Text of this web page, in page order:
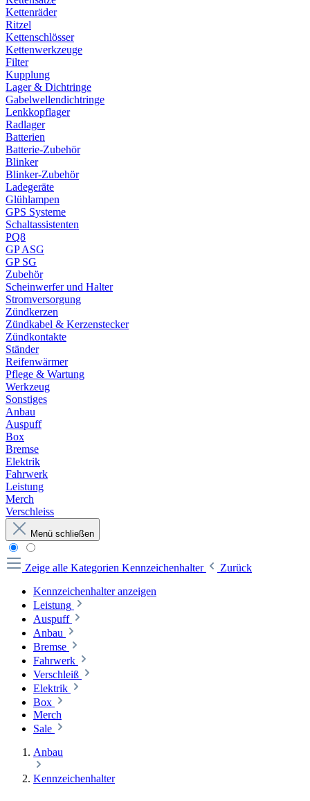
Kettenräder
Ritzel
Kettenschlösser
Kettenwerkzeuge
Filter
Kupplung
Lager & Dichtringe
Gabelwellendichtringe
Lenkkopflager
Radlager
Batterien
Batterie-Zubehör
Blinker
Blinker-Zubehör
Ladegeräte
Glühlampen
GPS Systeme
Schaltassistenten
PQ8
GP ASG
GP SG
Zubehör
Scheinwerfer und Halter
Stromversorgung
Zündkerzen
Zündkabel & Kerzenstecker
Zündkontakte
Ständer
Reifenwärmer
Pflege & Wartung
Werkzeug
Sonstiges
Anbau
Auspuff
Box
Bremse
Elektrik
Fahrwerk
Leistung
Merch
Verschleiss
Menü schließen
Zeige alle Kategorien Kennzeichenhalter
Zurück
Kennzeichenhalter anzeigen
Leistung
Auspuff
Anbau
Bremse
Fahrwerk
Verschleiß
Elektrik
Box
Merch
Sale
Anbau
Kennzeichenhalter